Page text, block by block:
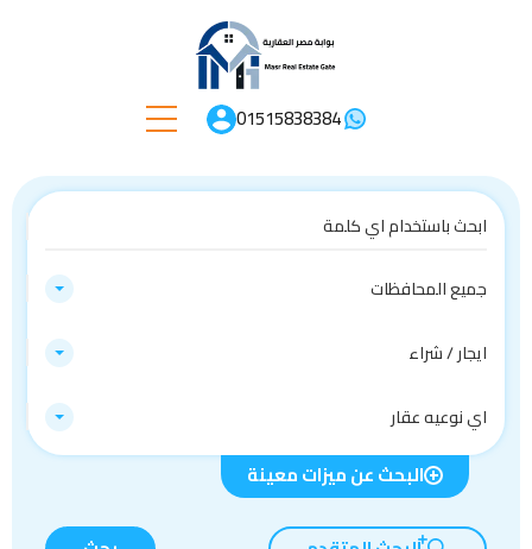
01515838384
جميع المحافظات
ايجار / شراء
اي نوعيه عقار
البحث عن ميزات معينة